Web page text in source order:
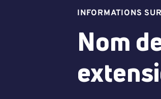
INFORMATIONS
Nom